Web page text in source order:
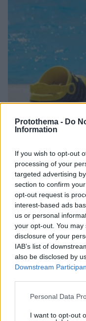
Protothema - Do
Information
If you wish to opt-out
processing of your
targeted advertising
section to confirm
opt-out request is
interest-based ads
us or personal
your opt-out. You
disclosure of your
IAB’s list of
also be disclosed by
Downstream
Please note that this
not limited to your
Personal Data
I want to opt-out
Τραγωδία στην
beach bar,